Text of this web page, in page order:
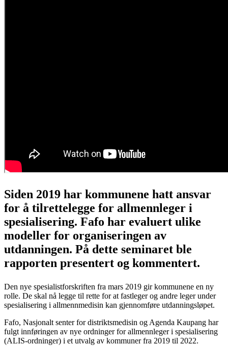
Siden 2019 har kommunene hatt ansvar
for å tilrettelegge for allmennleger i
spesialisering. Fafo har evaluert ulike
modeller for organiseringen av
utdanningen. På dette seminaret ble
rapporten presentert og kommentert.
Den nye spesialistforskriften fra mars 2019 gir kommunene en ny
rolle. De skal nå legge til rette for at fastleger og andre leger under
spesialisering i allmennmedisin kan gjennomføre utdanningsløpet.
Fafo, Nasjonalt senter for distriktsmedisin og Agenda Kaupang har
fulgt innføringen av nye ordninger for allmennleger i spesialisering
(ALIS-ordninger) i et utvalg av kommuner fra 2019 til 2022.